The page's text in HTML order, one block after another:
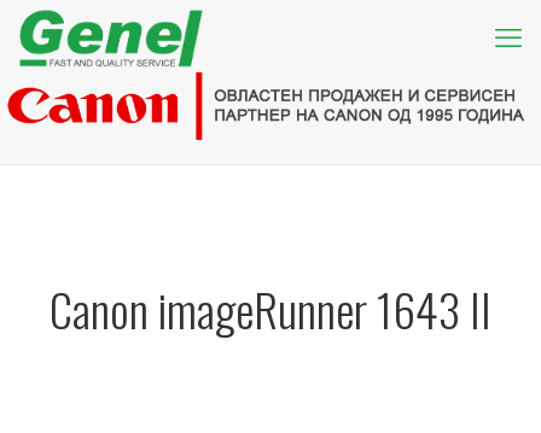
Canon imageRunner 1643 II